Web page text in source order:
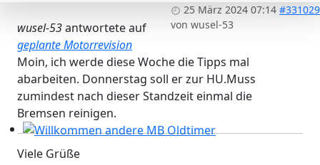
Willkommen andere MB Oldtimer
25 März 2024 07:14 #331029
von wusel-53
wusel-53antwortete auf
geplante Motorrevision
Moin, ich werde diese Woche die Tipps mal
abarbeiten. Donnerstag soll er zur HU.Muss
zumindest nach dieser Standzeit einmal die
Bremsen reinigen.
Viele Grüße